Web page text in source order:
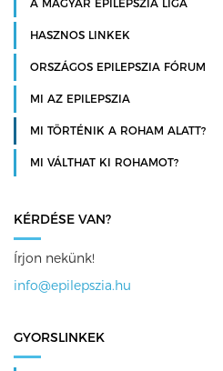
A MAGYAR EPILEPSZIA LIGA
HASZNOS LINKEK
ORSZÁGOS EPILEPSZIA FÓRUM
MI AZ EPILEPSZIA
MI TÖRTÉNIK A ROHAM ALATT?
MI VÁLTHAT KI ROHAMOT?
KÉRDÉSE VAN?
Írjon nekünk!
info@epilepszia.hu
GYORSLINKEK